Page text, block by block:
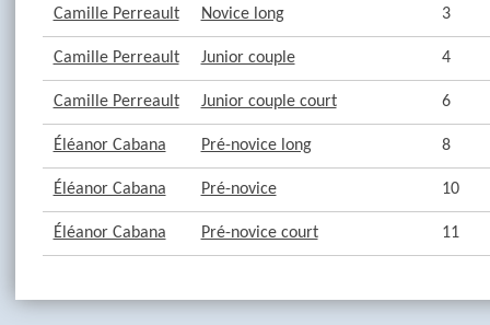
Camille Perreault Novice long 3
Camille Perreault Junior couple 4
Camille Perreault Junior couple court 6
Éléanor Cabana Pré-novice long 8
Éléanor Cabana Pré-novice 10
Éléanor Cabana Pré-novice court 11